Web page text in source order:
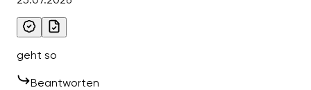
geht so
Beantworten